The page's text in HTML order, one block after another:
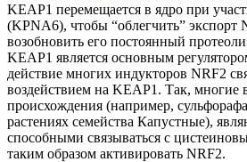
KEAP1 перемещается в ядро при
(KPNA6), чтобы “облегчить” экспорт
возобновить его постоянный
KEAP1 является основным
действие многих индукторов NRF2
воздействием на KEAP1. Так, многие
происхождения (например,
растениях семейства Капустные),
способными связываться с
таким образом активировать NRF2.